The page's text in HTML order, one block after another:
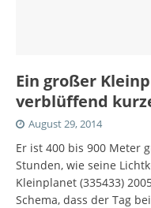
Ein großer
verblüffend
August 29, 2014
Er ist 400 bis 900 Meter
Stunden, wie seine
Kleinplanet (335433)
Schema, dass der Tag